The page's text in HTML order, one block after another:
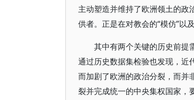
主动塑造并维持了欧洲领土的政
供者。正是在对教会的“模仿”以
其中有两个关键的历史前提
通过历史数据集检验也发现，近
而加剧了欧洲的政治分裂，而并
裂并完成统一的中央集权国家